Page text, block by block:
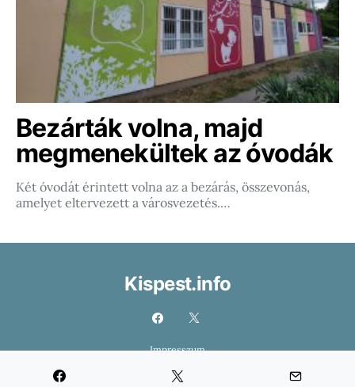
Bezárták volna, majd
megmenekültek az óvodák
Két óvodát érintett volna az a bezárás, összevonás,
amelyet eltervezett a városvezetés.…
Kispest.info
Impresszum